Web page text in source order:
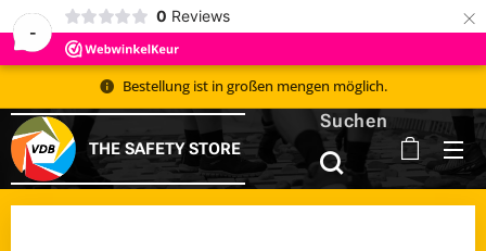
-
0 Reviews ×
Bestellung ist in großen mengen möglich.
THE SAFETY STORE
Suchen